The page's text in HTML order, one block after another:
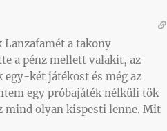
a takony
a pénz mellett valakit, az
egy-két játékost és még az
egy próbajáték nélküli tök
mind olyan kispesti lenne. Mit